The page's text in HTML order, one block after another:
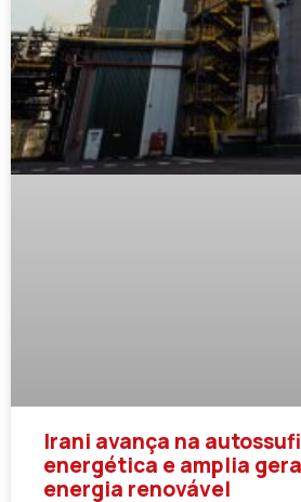
Irani avança na
energética e amplia
energia renovável